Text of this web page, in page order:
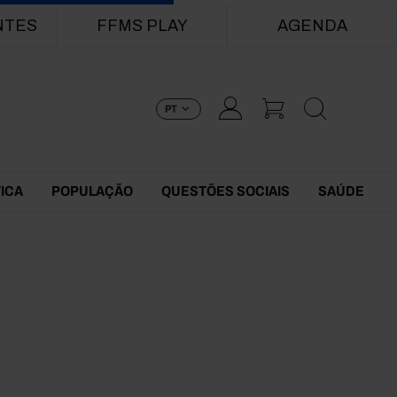
FFMS PLAY AGENDA
PT
POPULAÇÃO QUESTÕES SOCIAIS SAÚDE